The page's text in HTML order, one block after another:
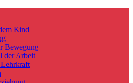
Kind
Bewegung
der Arbeit